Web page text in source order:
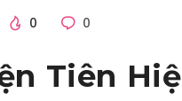
0 0
Tiên